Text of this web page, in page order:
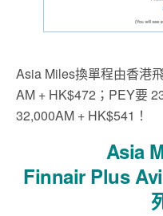
Asia Miles換單程由香港
AM + HK$472；PEY要
32,000AM + HK$541！
Asia
Finnair Plus